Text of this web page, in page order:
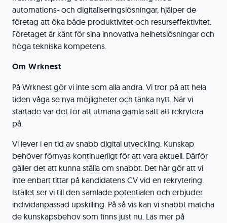
automations- och digitaliseringslösningar, hjälper de
företag att öka både produktivitet och resurseffektivitet.
Företaget är känt för sina innovativa helhetslösningar och
höga tekniska kompetens.
Om Wrknest
På Wrknest gör vi inte som alla andra. Vi tror på att hela
tiden våga se nya möjligheter och tänka nytt. När vi
startade var det för att utmana gamla sätt att rekrytera
på.
Vi lever i en tid av snabb digital utveckling. Kunskap
behöver förnyas kontinuerligt för att vara aktuell. Därför
gäller det att kunna ställa om snabbt. Det här gör att vi
inte enbart tittar på kandidatens CV vid en rekrytering.
Istället ser vi till den samlade potentialen och erbjuder
individanpassad upskilling. På så vis kan vi snabbt matcha
de kunskapsbehov som finns just nu. Läs mer på